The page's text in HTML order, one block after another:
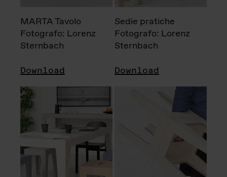
MARTA Tavolo
Fotografo: Lorenz
Sternbach
Download
Sedie pratiche
Fotografo: Lorenz
Sternbach
Download